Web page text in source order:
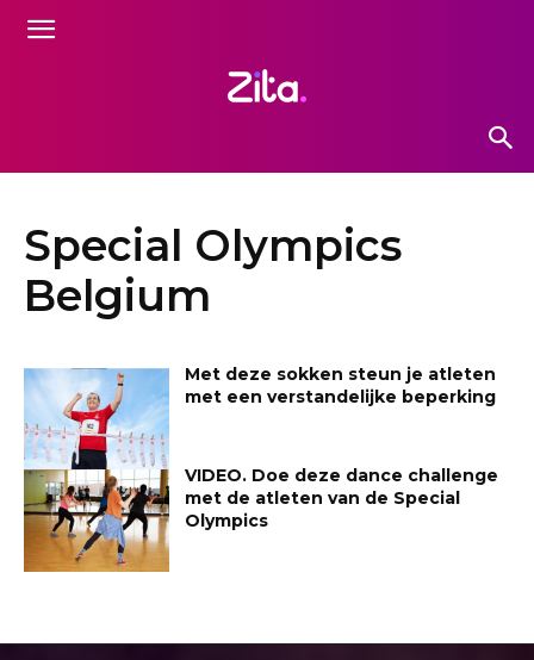
Special Olympics
Belgium
Met deze sokken steun je atleten
met een verstandelijke beperking
VIDEO. Doe deze dance challenge
met de atleten van de Special
Olympics